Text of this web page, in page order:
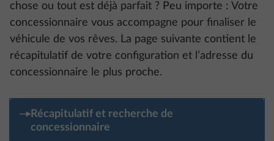
chose ou tout est déjà parfait ? Peu importe : Votre
concessionnaire vous accompagne pour finaliser le
véhicule de vos rêves. La page suivante contient le
récapitulatif de votre configuration et l’adresse du
concessionnaire le plus proche.
Récapitulatif et recherche de
concessionnaire